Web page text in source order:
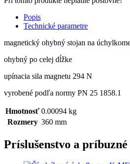
Popis
Technické parametre
magnetický ohybný stojan na
ohybný po celej dĺžke
upínacia sila magnetu 294 N
vyrobené podľa normy PN 25 1858.1
Hmotnosť 0.00094 kg
Rozmery 360 mm
Príslušenstvo a